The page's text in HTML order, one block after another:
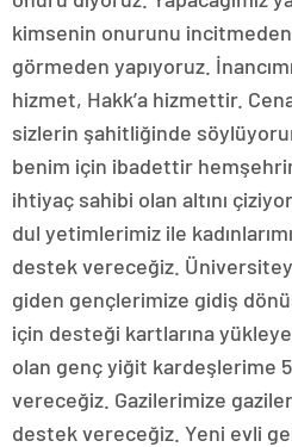
kimsenin onurunu
görmeden yapıyoruz.
hizmet, Hakk’a hizmettir.
sizlerin şahitliğinde
benim için ibadettir
ihtiyaç sahibi olan altını
dul yetimlerimiz ile
destek vereceğiz. Üniversiteyi
giden gençlerimize gidiş
için desteği kartlarına
olan genç yiğit kardeşlerime
vereceğiz. Gazilerimize
destek vereceğiz. Yeni evli